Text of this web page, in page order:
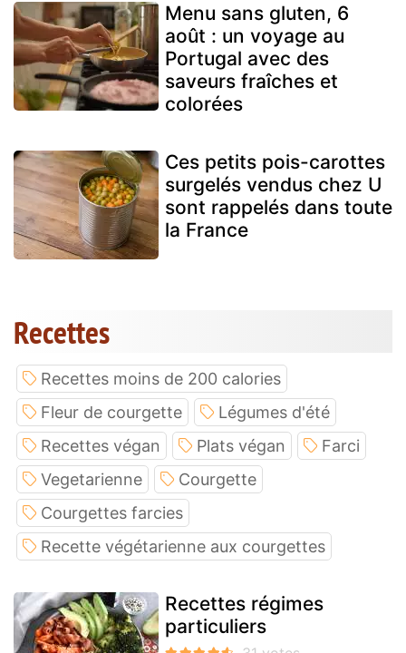
Menu sans gluten, 6
août : un voyage au
Portugal avec des
saveurs fraîches et
colorées
Ces petits pois-carottes
surgelés vendus chez U
sont rappelés dans toute
la France
Recettes
Recettes moins de 200 calories
Fleur de courgette
Légumes d'été
Recettes végan
Plats végan
Farci
Vegetarienne
Courgette
Courgettes farcies
Recette végétarienne aux courgettes
Recettes régimes
particuliers